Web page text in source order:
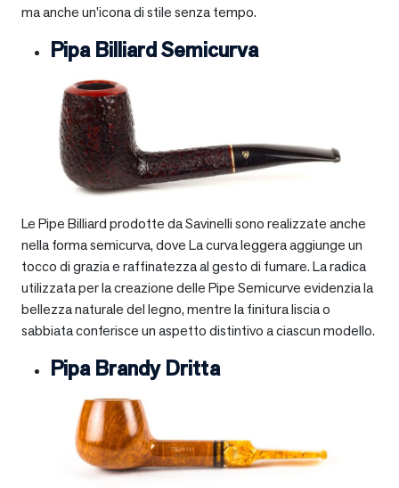
ma anche un’icona di stile senza tempo.
Pipa Billiard Semicurva
Le Pipe Billiard prodotte da Savinelli sono realizzate anche
nella forma semicurva, dove La curva leggera aggiunge un
tocco di grazia e raffinatezza al gesto di fumare. La radica
utilizzata per la creazione delle Pipe Semicurve evidenzia la
bellezza naturale del legno, mentre la finitura liscia o
sabbiata conferisce un aspetto distintivo a ciascun modello.
Pipa Brandy Dritta